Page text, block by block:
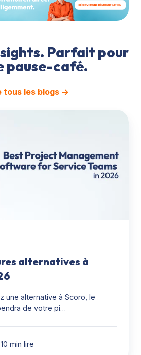
Parfait pour
pause-café.
tous les blogs →
alternatives à
une alternative à Scoro, le
de votre pi…
10 min lire